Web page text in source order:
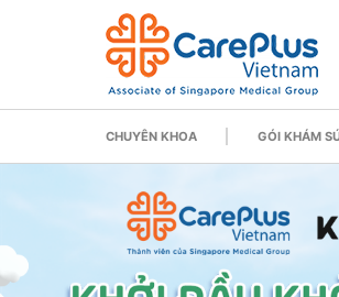
CHUYÊN KHOA GÓI KHÁM